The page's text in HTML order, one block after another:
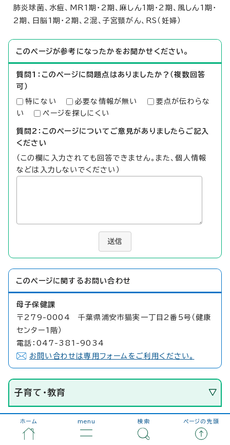
肺炎球菌、水痘、MR1期・2期、麻しん1期・2期、風しん1期・
2期、日脳1期・2期、2混、子宮頸がん、RS（妊婦）
このページが参考になったかをお聞かせください。
質問1：このページに問題点はありましたか？（複数回答
可）
特にない 必要な情報が無い
要点が伝わらな
い
ページを探しにくい
質問2：このページについてご意見がありましたらご記入
ください
（この欄に入力されても回答できません。また、個人情報
などは入力しないでください）
送信
このページに関する お問い合わせ
母子保健課
〒279-0004 千葉県浦安市猫実一丁目2番5号（健康
センター1階）
電話：047-381-9034
お問い合わせは専用フォームをご利用ください。
子育て・教育
ホーム menu 検索 ページの先頭